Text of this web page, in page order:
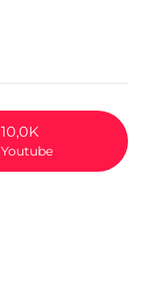
10,0K
Youtube